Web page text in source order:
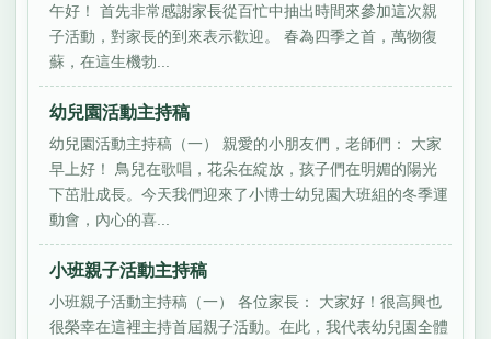
午好！ 首先非常感謝家長從百忙中抽出時間來參加這次親
子活動，對家長的到來表示歡迎。 春為四季之首，萬物復
蘇，在這生機勃...
幼兒園活動主持稿
幼兒園活動主持稿（一） 親愛的小朋友們，老師們： 大家
早上好！ 鳥兒在歌唱，花朵在綻放，孩子們在明媚的陽光
下茁壯成長。今天我們迎來了小博士幼兒園大班組的冬季運
動會，內心的喜...
小班親子活動主持稿
小班親子活動主持稿（一） 各位家長： 大家好！很高興也
很榮幸在這裡主持首屆親子活動。在此，我代表幼兒園全體